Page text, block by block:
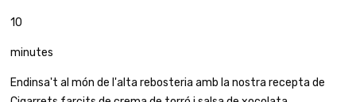
10
minutes
Endinsa't al món de l'alta rebosteria amb la nostra recepta de